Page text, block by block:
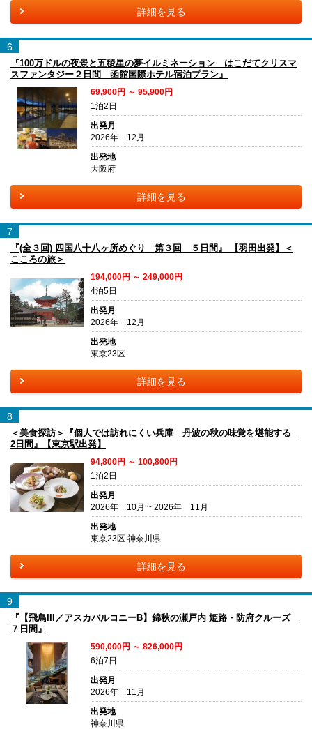
詳細を見る
6
『100万ドルの夜景と五稜星の夢イルミネーション はこだてクリスマ
スファンタジー２日間 函館国際ホテル宿泊プラン』
69,900円 ～ 95,900円
1泊2日
出発月
2026年 12月
出発地
大阪府
詳細を見る
7
『(全３回) 四国八十八ヶ所めぐり 第３回 ５日間』 【羽田出発】＜
こころの旅＞
194,000円 ～ 249,000円
4泊5日
出発月
2026年 12月
出発地
東京23区
詳細を見る
8
＜美食探訪＞『個人では訪れにくい兵庫 丹波の秋の味覚を堪能する
2日間』【東京駅出発】
94,800円 ～ 100,800円
1泊2日
出発月
2026年 10月 ~ 2026年 11月
出発地
東京23区 神奈川県
詳細を見る
9
『【飛鳥III／アスカバルコニーB】錦秋の瀬戸内 姫路・防府クルーズ
７日間』
590,000円 ～ 826,000円
6泊7日
出発月
2026年 11月
出発地
神奈川県